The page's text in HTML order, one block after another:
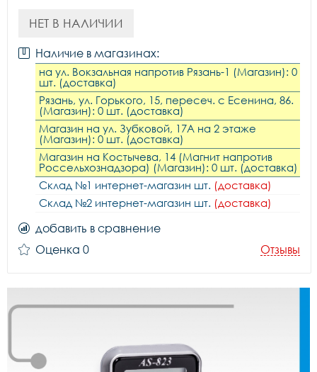
НЕТ В НАЛИЧИИ
Наличие в магазинах:
на ул. Вокзальная напротив Рязань-1 (Магазин): 0
шт. (доставка)
Рязань, ул. Горького, 15, пересеч. с Есенина, 86.
(Магазин): 0 шт. (доставка)
Магазин на ул. Зубковой, 17А на 2 этаже
(Магазин): 0 шт. (доставка)
Магазин на Костычева, 14 (Магнит напротив
Россельхознадзора) (Магазин): 0 шт. (доставка)
Склад №1 интернет-магазин шт. (доставка)
Склад №2 интернет-магазин шт. (доставка)
добавить в сравнение
Оценка 0
Отзывы